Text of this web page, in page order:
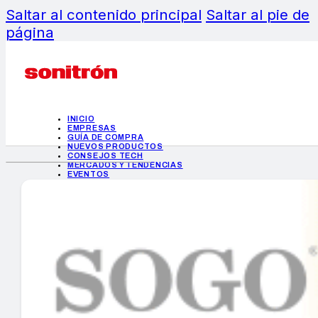
Saltar al contenido principal Saltar al pie de
página
INICIO
EMPRESAS
GUÍA DE COMPRA
NUEVOS PRODUCTOS
CONSEJOS TECH
MERCADOS Y TENDENCIAS
EVENTOS
INICIO
EMPRESAS